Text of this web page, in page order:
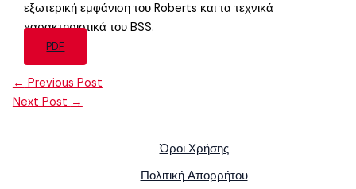
εξωτερική εμφάνιση του Roberts και τα τεχνικά
χαρακτηριστικά του BSS.
PDF
← Previous Post
Next Post →
Όροι Χρήσης
Πολιτική Απορρήτου